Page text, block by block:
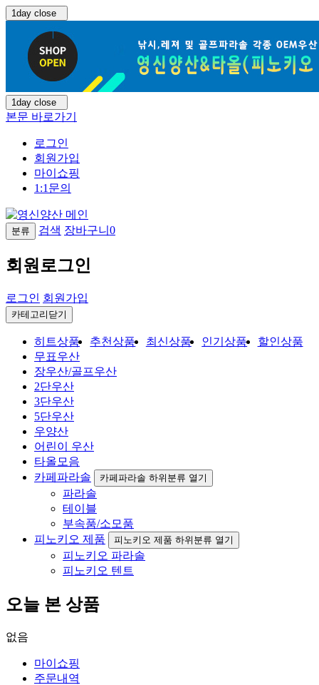
1day close
1day close
본문 바로가기
로그인
회원가입
마이쇼핑
1:1문의
분류 검색 장바구니 0
회원로그인
로그인 회원가입
카테고리닫기
히트상품 추천상품 최신상품 인기상품
할인상품
무표우산
장우산/골프우산
2단우산
3단우산
5단우산
우양산
어린이 우산
타올모음
카페파라솔
카페파라솔 하위분류 열기
파라솔
테이블
부속품/소모품
피노키오 제품
피노키오 제품 하위분류 열기
피노키오 파라솔
피노키오 텐트
오늘 본 상품
없음
마이쇼핑
주문내역